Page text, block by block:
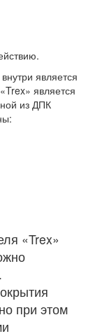
является
является
из ДПК
«Trex»
при этом